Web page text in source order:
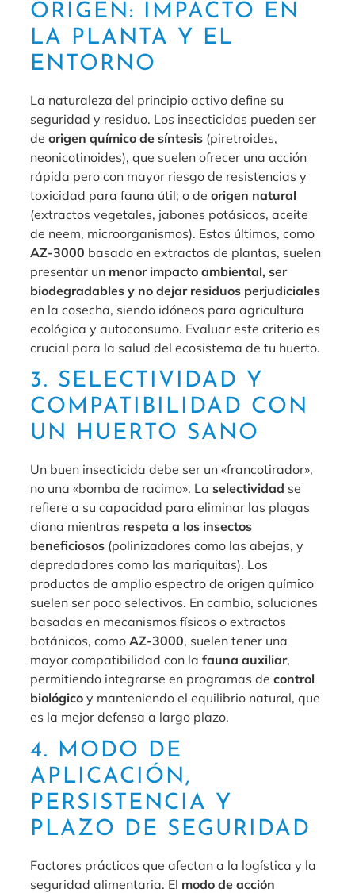
ORIGEN: IMPACTO EN
LA PLANTA Y EL
ENTORNO
La naturaleza del principio activo define su
seguridad y residuo. Los insecticidas pueden ser
de origen químico de síntesis(piretroides,
neonicotinoides), que suelen ofrecer una acción
rápida pero con mayor riesgo de resistencias y
toxicidad para fauna útil; o de origen natural
(extractos vegetales, jabones potásicos, aceite
de neem, microorganismos). Estos últimos, como
AZ-3000 basado en extractos de plantas, suelen
presentar un menor impacto ambiental, ser
biodegradables y no dejar residuos perjudiciales
en la cosecha, siendo idóneos para agricultura
ecológica y autoconsumo. Evaluar este criterio es
crucial para la salud del ecosistema de tu huerto.
3. SELECTIVIDAD Y
COMPATIBILIDAD CON
UN HUERTO SANO
Un buen insecticida debe ser un «francotirador»,
no una «bomba de racimo». La selectividad se
refiere a su capacidad para eliminar las plagas
diana mientras respeta a los insectos
beneficiosos(polinizadores como las abejas, y
depredadores como las mariquitas). Los
productos de amplio espectro de origen químico
suelen ser poco selectivos. En cambio, soluciones
basadas en mecanismos físicos o extractos
botánicos, como AZ-3000, suelen tener una
mayor compatibilidad con la fauna auxiliar,
permitiendo integrarse en programas de control
biológicoy manteniendo el equilibrio natural, que
es la mejor defensa a largo plazo.
4. MODO DE
APLICACIÓN,
PERSISTENCIA Y
PLAZO DE SEGURIDAD
Factores prácticos que afectan a la logística y la
seguridad alimentaria. El modo de acción